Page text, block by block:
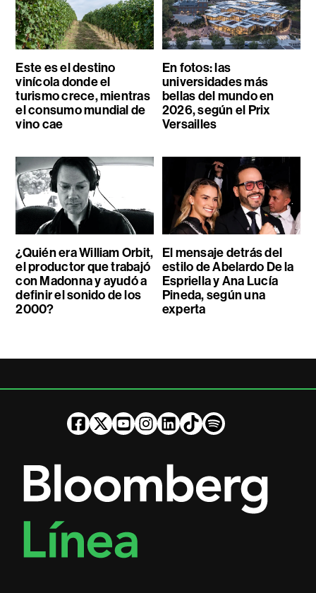
Este es el destino
vinícola donde el
turismo crece, mientras
el consumo mundial de
vino cae
En fotos: las
universidades más
bellas del mundo en
2026, según el Prix
Versailles
¿Quién era William Orbit,
el productor que trabajó
con Madonna y ayudó a
definir el sonido de los
2000?
El mensaje detrás del
estilo de Abelardo De la
Espriella y Ana Lucía
Pineda, según una
experta